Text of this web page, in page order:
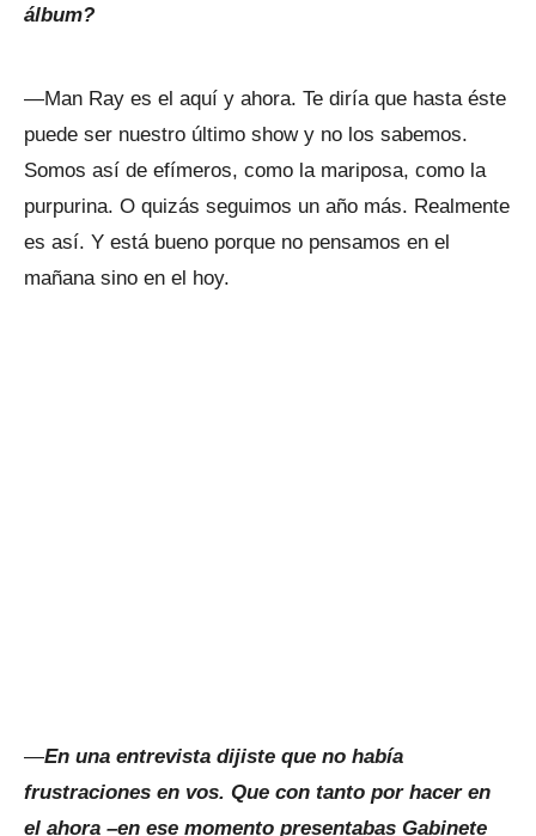
álbum?
—Man Ray es el aquí y ahora. Te diría que hasta éste
puede ser nuestro último show y no los sabemos.
Somos así de efímeros, como la mariposa, como la
purpurina. O quizás seguimos un año más. Realmente
es así. Y está bueno porque no pensamos en el
mañana sino en el hoy.
—En una entrevista dijiste que no había
frustraciones en vos. Que con tanto por hacer en
el ahora –en ese momento presentabas Gabinete